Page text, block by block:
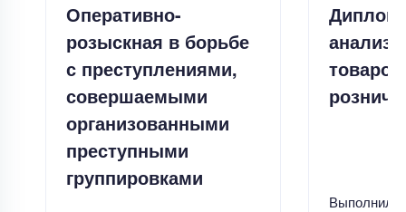
Оперативно-
розыскная в борьбе
с преступлениями,
совершаемыми
организованными
преступными
группировками
анализ
Выполнил